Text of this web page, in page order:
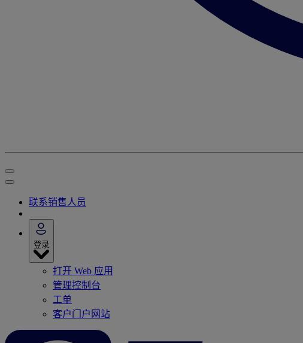
联系销售人员
登录
打开 Web 应用
管理控制台
工单
客户门户网站